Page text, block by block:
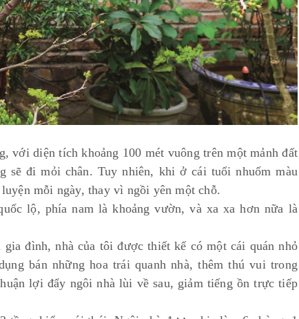
với diện tích khoảng 100 mét vuông trên một mảnh đất
sẽ đi mỏi chân. Tuy nhiên, khi ở cái tuổi nhuốm màu
mỗi ngày, thay vì ngồi yên một chỗ.
lộ, phía nam là khoảng vườn, và xa xa hơn nữa là
đình, nhà của tôi được thiết kế có một cái quán nhỏ
bán những hoa trái quanh nhà, thêm thú vui trong
lợi đẩy ngôi nhà lùi về sau, giảm tiếng ồn trực tiếp